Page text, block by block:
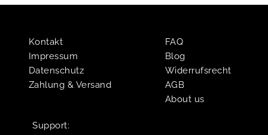
Kontakt
Impressum
Datenschutz
Zahlung & Versand
FAQ
Blog
Widerrufsrecht
AGB
About us
Support:​